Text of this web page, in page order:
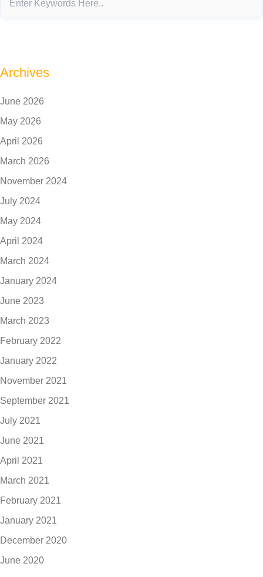
Archives
June 2026
May 2026
April 2026
March 2026
November 2024
July 2024
May 2024
April 2024
March 2024
January 2024
June 2023
March 2023
February 2022
January 2022
November 2021
September 2021
July 2021
June 2021
April 2021
March 2021
February 2021
January 2021
December 2020
June 2020